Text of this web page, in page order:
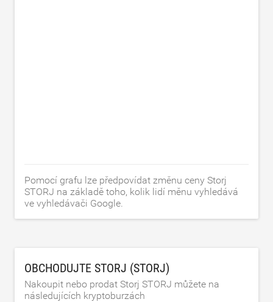
Pomocí grafu lze předpovídat změnu ceny Storj
STORJ na základě toho, kolik lidí měnu vyhledává
ve vyhledávači Google.
OBCHODUJTE STORJ (STORJ)
Nakoupit nebo prodat Storj STORJ můžete na
následujících kryptoburzách